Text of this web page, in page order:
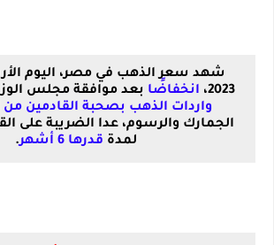
2023،
انخفاضًا بعد موافقة مجلس
واردات الذهب بصحبة القادمين من
الجمارك والرسوم، عدا الضريبة على
لمدة قدرها 6 أشهر .